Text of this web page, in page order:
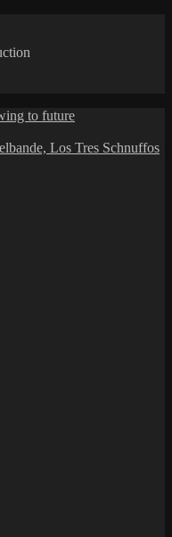
to future
Los Tres Schnuffos